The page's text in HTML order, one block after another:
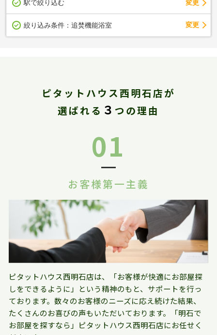
駅で絞り込む 変更
絞り込み条件： 追焚機能浴室 変更
ピタットハウス西明石店が
選ばれる ３ つの理由
01
お客様第一主義
ピタットハウス西明石店は、「お客様が快適にお部屋探
しをできるように」という精神のもと、サポートを行っ
ております。数々のお客様のニーズに応え続けた結果、
たくさんのお喜びの声もいただいております。「明石で
お部屋を探すなら」ピタットハウス西明石店にお任せく